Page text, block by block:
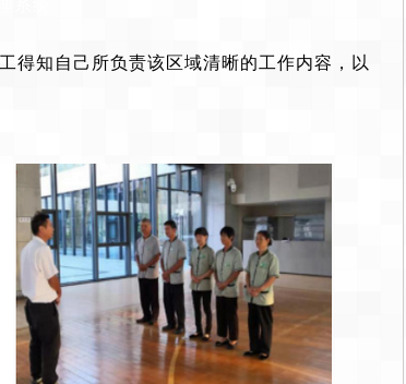
得知自己所负责该区域清晰的工作内容，以